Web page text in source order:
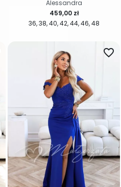
36 38 40 42 44 46 48
Cena
459,00 zł
Alessandra
favorite_border